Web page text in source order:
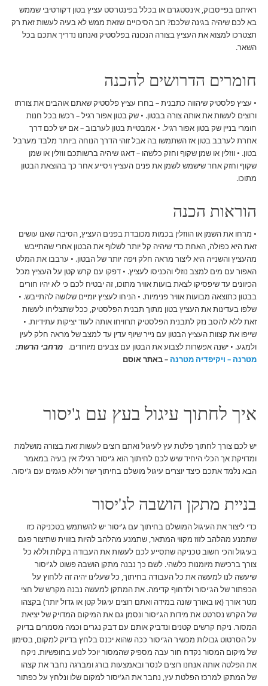
ראיתם בפייסבוק, אינסטגרם או בכלל בפינטרסט עציץ בטון דקורטיבי שממש
בא לכם שיהיה בגינה שלכם? רוב הסיכויים שזאת ממש לא בעיה לעשות זאת רק
תצטרכו למצוא את העציץ בצורה הנכונה בפלסטיק ואנחנו נדריך אתכם בכל
השאר.
חומרים הדרושים להכנה
• עציץ פלסטיק שיהווה כתבנית – בחרו עציץ פלסטיק שאתם אוהבים את צורתו
ורוצים לעשות את אותה צורה בבטון. • שק בטון אפור רגיל – רכשו בכל חנות
חומרי בניין שק בטון אפור רגיל. • אמבטיית בטון לערבוב – אם יש לכם דרך
אחרת לערבב בטון אז השתמשו בה אבל זוהי הדרך הנוחה ביותר מלבד מערבל
בטון. • ווזלין או שמן שקוף וחזק כלשהו – דאגו שיהיה ברשותכם ווזלין או שמן
שקוף וחזק אחר שישמש לשמן את פנים העציץ ויסייע אחר כך בהוצאת הבטון
מתוכו.
הוראות הכנה
• מרחו את השמן או הווזלין בכמות מכובדת בפנים העציץ, הסיבה שאנו עושים
זאת היא כפולה, האחת כדי שיהיה קל יותר לשלוף את הבטון אחרי שהתייבש
מהעציץ והשנייה היא ליצור מראה חלק ויפה יותר של הבטון. • ערבבו את המלט
האפור עם מים למצב נוזלי והכניסו לעציץ. • דפקו עם קרש קטן על העציץ מכל
הכיוונים עד שיפסיקו לצאת בועות אוויר מתוכו, זה יבטיח לכם כי לא יהיו חורים
בבטון כתוצאה מבועות אוויר פנימיות. • הניחו לעציץ יומיים שלושה להתייבש. •
שלפו בעדינות את העציץ בטון מתוך תבנית הפלסטיק, ככל שתצליחו לעשות
זאת ללא להסב נזק לתבנית הפלסטיק תרוויחו אותה לעוד יציקות עתידיות. •
שייפו את קצוות העציץ הבטון עם נייר שיוף עדין עד למצב של מראה חלק לעין
ולמגע. • ישנה אפשרות לצבוע את הבטון עם צבעים מיוחדים. מרחבי הרשת:
מטרנה – ויקיפדיה מטרנה – באתר אוסם
איך לחתוך עיגול בעץ עם ג'יסור
יש לכם צורך לחתוך פלטת עץ לעיגול ואתם רוצים לעשות זאת בצורה מושלמת
ומדויקת אך הכלי היחיד שיש לכם לחיתוך הוא ג'יסור רגיל? אין בעיה במאמר
הבא נלמד אתכם כיצד יוצרים עיגול מושלם בחיתוך ישר וללא פגמים עם ג'יסור.
בניית מתקן הושבה לג'יסור
כדי ליצור את העיגול המושלם בחיתוך עם ג'יסור יש להשתמש בטכניקה כזו
שתמנע מהלהב לזוז מקווי המתאר, שתמנע מהלהב להיות בזווית שתיצור פגם
בעיגול והכי חשוב טכניקה שתסייע לכם לעשות את העבודה בקלות וללא כל
צורך ברכישת מיומנות כלשהי. לשם כך נבנה מתקן הושבה פשוט לג'יסור
שיעשה לנו למעשה את כל העבודה בחיתוך, כל שעלינו יהיה זה ללחוץ על
הכפתור של הג'יסור ולדחוף קדימה. את המתקן למעשה נבנה מקרש של חצי
מטר אורך (או באורך שונה במידה ואתם רוצים עיגול קטן או גדול יותר) בקצהו
של הקרש נסרטט את מידות הג'יסור ונסמן גם את המיקום המדויק של יציאת
המסור. ניקח קרשים קטנים ונדביק אותם עם דבק נגרים וכמה מסמרים בדיוק
על הסרטוט גבולות מכשיר הג'יסור ככה שהוא יכנס בלחץ בדיוק למקום, בסימון
של מיקום המסור נקדח חור עבה מספיק שהמסור יוכל לנוע בחופשיות. ניקח
את הפלטה אותה אנחנו רוצים לנסר ובאמצעות בורג ומברגה נחבר את קצהו
של המתקן למרכז הפלטת עץ, נחבר את הג'יסור למקום שלו ונלחץ על כפתור